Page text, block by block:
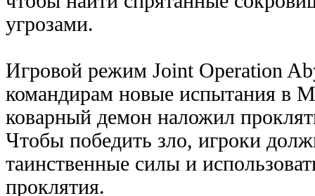
угрозами.
Игровой режим Joint Operation
командирам новые испытания в
коварный демон наложил
Чтобы победить зло, игроки
таинственные силы и
проклятия.